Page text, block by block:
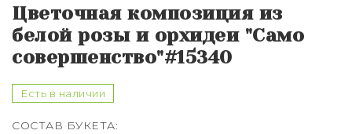
Цветочная композиция из
белой розы и орхидеи "Само
совершенство"#15340
Есть в наличии
СОСТАВ БУКЕТА:
Букет из 75 роз
Букет из 101 розы